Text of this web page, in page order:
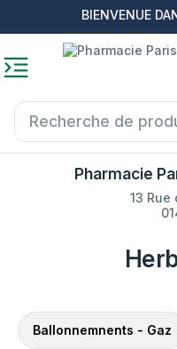
BIENVENUE
Pharmacie
13 Rue
Ballonnemnents - Gaz